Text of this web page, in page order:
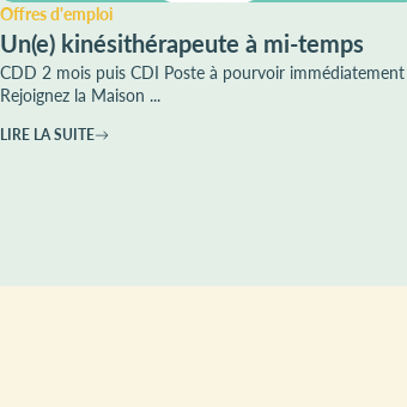
Offres d'emploi
Un(e) kinésithérapeute à mi-temps
CDD 2 mois puis CDI Poste à pourvoir immédiatement
Rejoignez la Maison ...
LIRE LA SUITE